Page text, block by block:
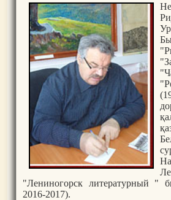
"Лениногорск литературный "
2016-2017).